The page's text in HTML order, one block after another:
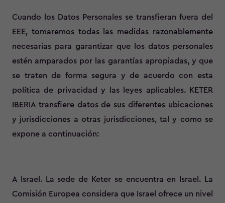
Cuando los Datos Personales se transfieran fuera del
EEE, tomaremos todas las medidas razonablemente
necesarias para garantizar que los datos personales
estén amparados por las garantías apropiadas, y que
se traten de forma segura y de acuerdo con esta
política de privacidad y las leyes aplicables. KETER
IBERIA transfiere datos de sus diferentes ubicaciones
y jurisdicciones a otras jurisdicciones, tal y como se
expone a continuación:
A Israel. La sede de Keter se encuentra en Israel. La
Comisión Europea considera que Israel ofrece un nivel